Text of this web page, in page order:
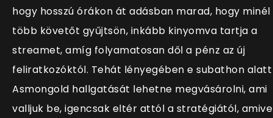
hogy hosszú órákon át adásban marad, hogy minél
több követőt gyűjtsön, inkább kinyomva tartja a
streamet, amíg folyamatosan dől a pénz az új
feliratkozóktól. Tehát lényegében e subathon alatt
Asmongold hallgatását lehetne megvásárolni, ami
valljuk be, igencsak eltér attól a stratégiától,